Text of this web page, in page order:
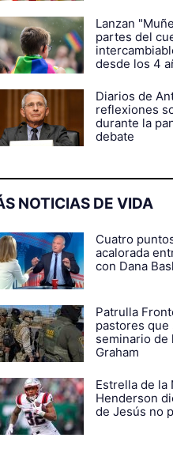
Lanzan
partes del
desde los 4
Diarios de
reflexiones
durante la
debate
NOTICIAS DE VIDA
Cuatro
acalorada
con Dana
Patrulla
pastores que
seminario de
Graham
Estrella de la
Henderson
de Jesús no